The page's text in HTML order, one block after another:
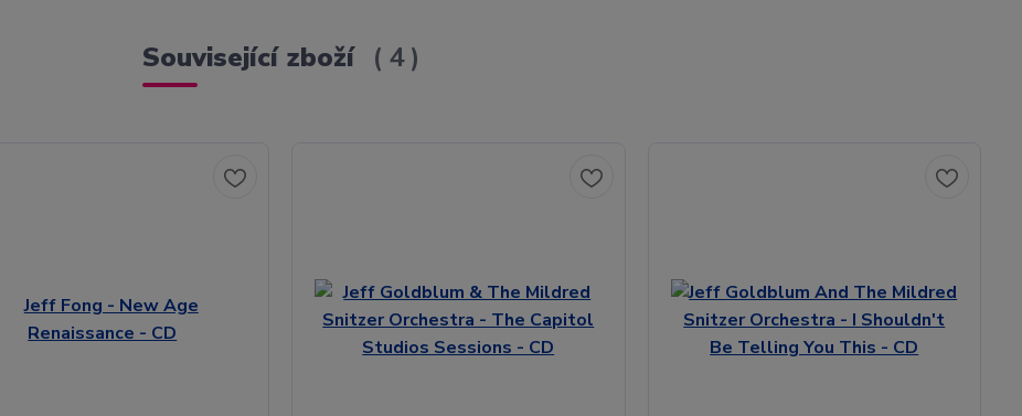
Související zboží 4